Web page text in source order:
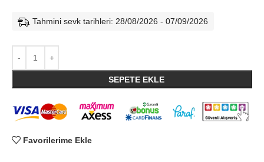
Tahmini sevk tarihleri: 28/08/2026 - 07/09/2026
SEPETE EKLE
Favorilerime Ekle